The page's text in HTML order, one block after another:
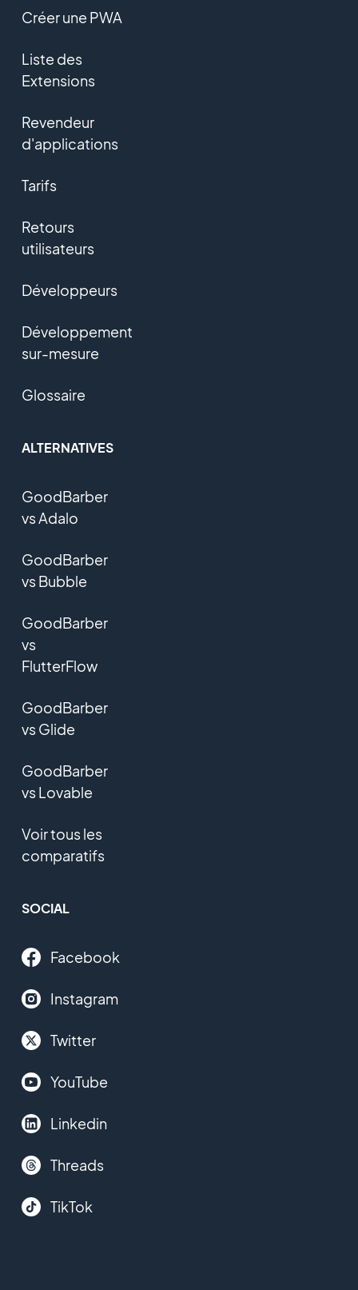
Créer une PWA
Liste des
Extensions
Revendeur
d'applications
Tarifs
Retours
utilisateurs
Développeurs
Développement
sur-mesure
Glossaire
ALTERNATIVES
GoodBarber
vs Adalo
GoodBarber
vs Bubble
GoodBarber
vs
FlutterFlow
GoodBarber
vs Glide
GoodBarber
vs Lovable
Voir tous les
comparatifs
SOCIAL
Facebook
Instagram
Twitter
YouTube
Linkedin
Threads
TikTok